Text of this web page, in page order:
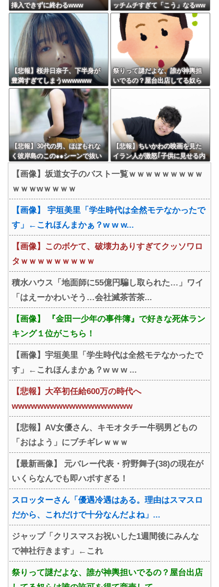
挿入できずに終わるwww
ッチムチすぎて「こう」なるww
w
【悲報】桜井日奈子、下半身が
豊満すぎてしまうwwwwww
祭りって謎だよな、誰が神輿担
いでるの？屋台出店してる奴ら
は誰の許可を得て商売してる
【悲報】30代の男、ほぼもれな
く彼岸島のこの●●シーンで抜い
【悲報】ちいかわの映画を見た
イラン人が激怒｢子供に見せる内
い｣←これw w w w w w w w w
【画像】坂道女子のバスト一覧ｗｗｗｗｗｗｗｗｗ
ｗｗｗwｗｗｗｗ
【画像】 宇垣美里「学生時代は全然モテなかったで
す」←これほんまかぁ？w w w...
【画像】このボケて、破壊力ありすぎてクッソワロ
タｗｗｗｗｗｗｗｗｗ
積水ハウス「地面師に55億円騙し取られた…」ワイ
「はえーかわいそう…会社滅茶苦茶...
【画像】 『金田一少年の事件簿』で好きな死体ラン
キング１位がこちら！
【画像】宇垣美里「学生時代は全然モテなかったで
す」←これほんまかぁ？w w w ...
【悲報】大卒初任給600万の時代へ
wwwwwwwwwwwwwwwwwww
【悲報】AV女優さん、キモオタチー牛弱男どもの
「おはよう」にブチギレｗｗｗ
【最新画像】 元バレー代表・狩野舞子(38)の現在が
いくらなんでも即ハボすぎる！
スロッターさん「優遇冷遇はある。理由はスマスロ
だから、これだけで十分なんだよね」...
ジャップ「クリスマスお祝いした1週間後にみんな
で神社行きます」←これ
祭りって謎だよな、誰が神輿担いでるの？屋台出店